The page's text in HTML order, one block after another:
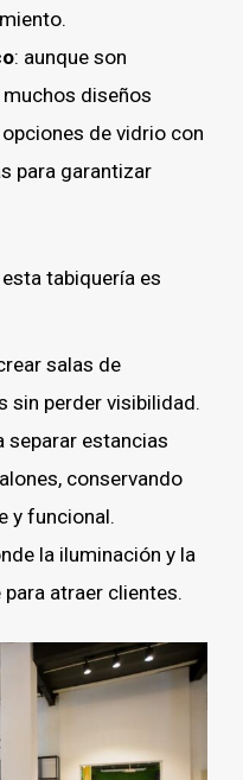
: aunque son
diseños
de vidrio con
para garantizar
tabiquería es
salas de
sin perder visibilidad.
separar estancias
conservando
y funcional.
la iluminación y la
atraer clientes.